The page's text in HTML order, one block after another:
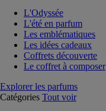
L'Odyssée
L'été en parfum
Les emblématiques
Les idées cadeaux
Coffrets découverte
Le coffret à composer
Explorer les parfums
Catégories Tout voir